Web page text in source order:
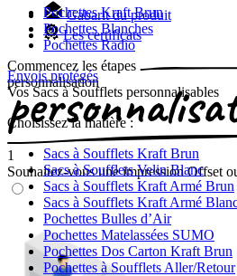
Pochettes Kraft Brun
Pochettes Blanches
Pochettes Radio
Envois protégés
Vos Sacs à Soufflets personnalisables
Choisissez la matière :
Sacs à Soufflets Kraft Brun
Sacs à Soufflets Velin Blanc
Sacs à Soufflets Kraft Armé Brun
Sacs à Soufflets Kraft Armé
Pochettes Bulles d’Air
Pochettes Matelassées SUMO
Pochettes Dos Carton Kraft Brun
Pochettes à Soufflets Aller/Retour
Gabarit du produit
Les certificats
Commencez les étapes
personnalisation
1
Souhaitez-vous une impression Offset